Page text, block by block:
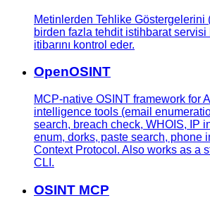
Metinlerden Tehlike Göstergelerini
birden fazla tehdit istihbarat servisi
itibarını kontrol eder.
OpenOSINT
MCP-native OSINT framework for
intelligence tools (email
search, breach check, WHOIS, IP
enum, dorks, paste search, phone
Context Protocol. Also works as a
CLI.
OSINT MCP